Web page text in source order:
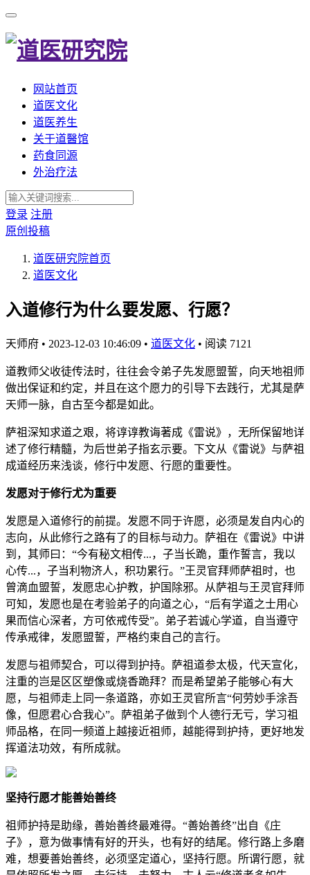
网站首页
道医文化
道医养生
关于道醫馆
药食同源
外治疗法
登录 注册
原创投稿
道医研究院首页
道医文化
入道修行为什么要发愿、行愿？
天师府 • 2023-12-03 10:46:09 • 道医文化 • 阅读 7121
道教师父收徒传法时，往往会令弟子先发愿盟誓，向天地祖师
做出保证和约定，并且在这个愿力的引导下去践行，尤其是萨
天师一脉，自古至今都是如此。
萨祖深知求道之艰，将谆谆教诲著成《雷说》，无所保留地详
述了修行精髓，为后世弟子指玄示要。下文从《雷说》与萨祖
成道经历来浅谈，修行中发愿、行愿的重要性。
发愿对于修行尤为重要
发愿是入道修行的前提。发愿不同于许愿，必须是发自内心的
志向，从此修行之路有了的目标与动力。萨祖在《雷说》中讲
到，其师曰：“今有秘文相传...，子当长跪，重作誓言，我以
心传...，子当利物济人，积功累行。”王灵官拜师萨祖时，也
曾滴血盟誓，发愿忠心护教，护国除邪。从萨祖与王灵官拜师
可知，发愿也是在考验弟子的向道之心，“后有学道之士用心
果而信心深者，方可依戒传受”。弟子若诚心学道，自当遵守
传承戒律，发愿盟誓，严格约束自己的言行。
发愿与祖师契合，可以得到护持。萨祖道参太极，代天宣化，
注重的岂是区区塑像或烧香跪拜？而是希望弟子能够心有大
愿，与祖师走上同一条道路，亦如王灵官所言“何劳妙手涂吾
像，但愿君心合我心”。萨祖弟子做到个人德行无亏，学习祖
师品格，在同一频道上越接近祖师，越能得到护持，更好地发
挥道法功效，有所成就。
坚持行愿才能善始善终
祖师护持是助缘，善始善终最难得。“善始善终”出自《庄
子》，意为做事情有好的开头，也有好的结尾。修行路上多磨
难，想要善始善终，必须坚定道心，坚持行愿。所谓行愿，就